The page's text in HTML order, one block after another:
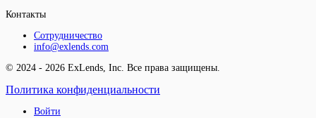
Контакты
Сотрудничество
info@exlends.com
© 2024 - 2026 ExLends, Inc. Все права защищены.
Политика конфиденциальности
Войти